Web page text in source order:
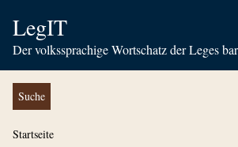
LegIT
Der volkssprachige Wortschatz der Leges
Suche
Startseite